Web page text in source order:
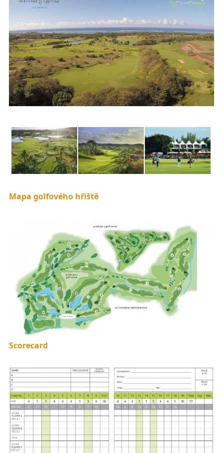
Mapa golfového hřiště
Scorecard